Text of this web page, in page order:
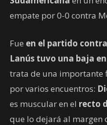
empate por 0-0 contra
Fue en el partido
Lanús tuvo una baja
trata de una importante
por varios encuentros:
es muscular en el recto
que lo dejará al margen